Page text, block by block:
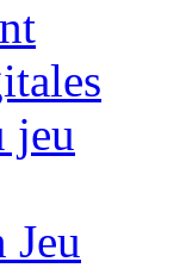
jeu
Jeu